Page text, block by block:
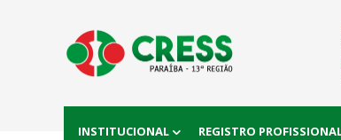
INSTITUCIONAL REGISTRO